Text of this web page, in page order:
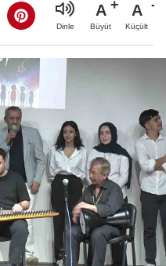
Dinle
A
Büyüt
A
Küçült